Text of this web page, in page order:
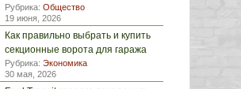
Рубрика: Общество
19 июня, 2026
Как правильно выбрать и купить
секционные ворота для гаража
Рубрика: Экономика
30 мая, 2026